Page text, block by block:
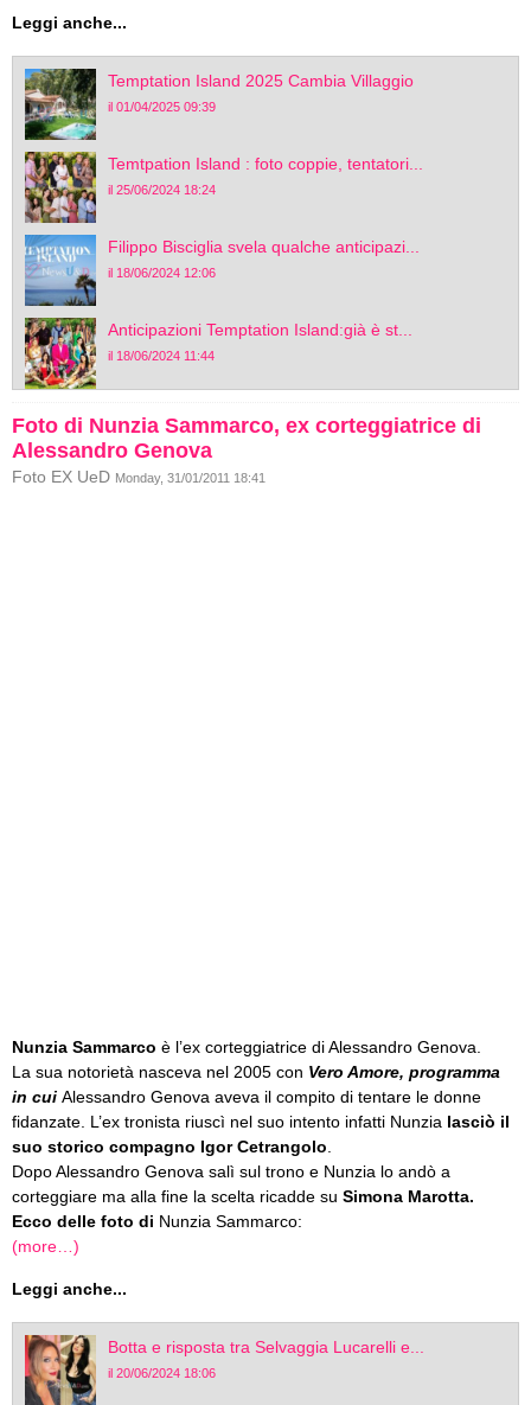
Leggi anche...
Temptation Island 2025 Cambia Villaggio
il 01/04/2025 09:39
Temtpation Island : foto coppie, tentatori...
il 25/06/2024 18:24
Filippo Bisciglia svela qualche anticipazi...
il 18/06/2024 12:06
Anticipazioni Temptation Island:già è st...
il 18/06/2024 11:44
Foto di Nunzia Sammarco, ex corteggiatrice di
Alessandro Genova
Foto EX UeD Monday, 31/01/2011 18:41
Nunzia Sammarco è l’ex corteggiatrice di Alessandro Genova.
La sua notorietà nasceva nel 2005 con Vero Amore, programma
in cui Alessandro Genova aveva il compito di tentare le donne
fidanzate. L’ex tronista riuscì nel suo intento infatti Nunzia lasciò il
suo storico compagno Igor Cetrangolo.
Dopo Alessandro Genova salì sul trono e Nunzia lo andò a
corteggiare ma alla fine la scelta ricadde su Simona Marotta.
Ecco delle foto di Nunzia Sammarco:
(more…)
Leggi anche...
Botta e risposta tra Selvaggia Lucarelli e...
il 20/06/2024 18:06